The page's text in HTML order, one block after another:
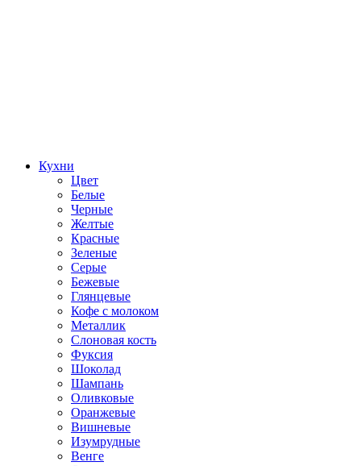
Кухни
Цвет
Белые
Черные
Желтые
Красные
Зеленые
Серые
Бежевые
Глянцевые
Кофе с молоком
Металлик
Слоновая кость
Фуксия
Шоколад
Шампань
Оливковые
Оранжевые
Вишневые
Изумрудные
Венге